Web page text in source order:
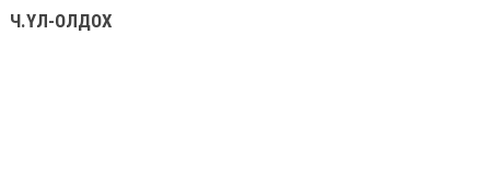
Ч.ҮЛ-ОЛДОХ